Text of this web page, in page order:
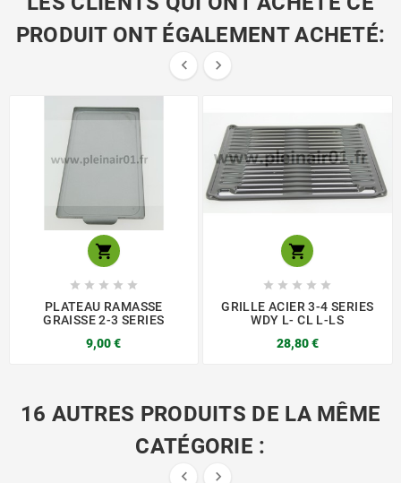
PRODUIT ONT ÉGALEMENT ACHETÉ:
 

    
PLATEAU RAMASSE
GRAISSE 2-3 SERIES
9,00 €

    
GRILLE ACIER 3-4 SERIES
WDY L- CL L-LS
28,80 €
16 AUTRES PRODUITS DE LA MÊME
CATÉGORIE :
 